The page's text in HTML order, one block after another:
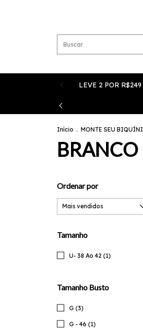
LEVE 2 POR R$249
Início . MONTE SEU BIQUÍNI
BRANCO
Ordenar por
Tamanho
U- 38 Ao 42 (1)
Tamanho Busto
G (3)
G - 46 (1)